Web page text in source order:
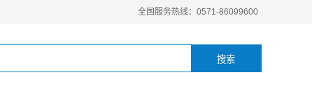
全国服务热线：0571-86099600